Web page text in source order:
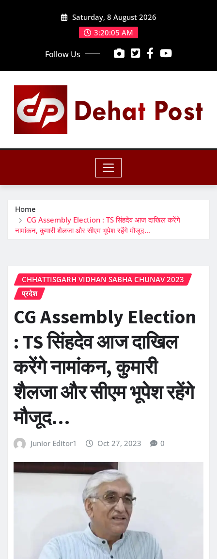
Saturday, 8 August 2026
3:20:07 AM
Follow Us
Home
CG Assembly Election : TS सिंहदेव आज दाखिल करेंगे
नामांकन, कुमारी शैलजा और सीएम भूपेश रहेंगे मौजूद…
CHHATTISGARH VIDHAN SABHA CHUNAV 2023
प्रदेश
CG Assembly Election
: TS सिंहदेव आज दाखिल
करेंगे नामांकन, कुमारी
शैलजा और सीएम भूपेश रहेंगे
मौजूद…
Junior Editor1 Oct 27, 2023 0